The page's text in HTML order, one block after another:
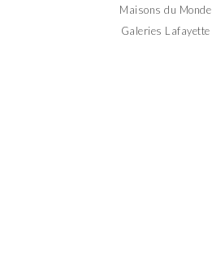
Maisons du Monde
Galeries Lafayette